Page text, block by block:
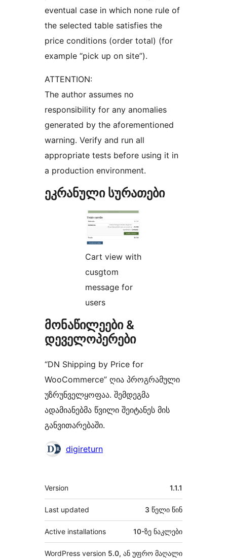
eventual case in which none rule of
the selected table satisfies the
price conditions (order total) (for
example “pick up on site”).
ATTENTION:
The author assumes no
responsibility for any anomalies
generated by the aforementioned
warning. Verify and run all
appropriate tests before using it in
a production environment.
ეკრანული სურათები
Cart view with
cusgtom
message for
users
მონაწილეები &
დეველოპერები
“DN Shipping by Price for
WooCommerce” ღია პროგრამული
უზრუნველყოფაა. შემდეგმა
ადამიანებმა წვილი შეიტანეს მის
განვითარებაში.
მონაწილეები
digireturn
მეტა
Version 1.1.1
Last updated 3 წელი წინ
Active installations 10-ზე ნაკლები
WordPress version 5.0, ან უფრო მაღალი